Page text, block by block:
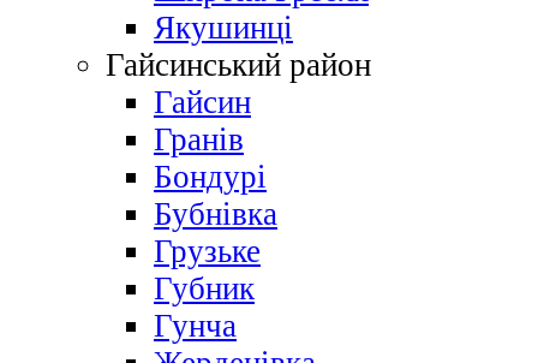
Якушинці
Гайсинський район
Гайсин
Гранів
Бондурі
Бубнівка
Грузьке
Губник
Гунча